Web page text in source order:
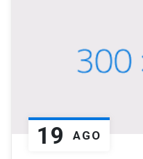
19 AGO